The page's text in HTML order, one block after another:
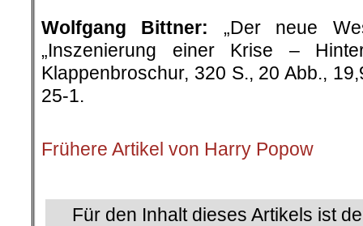
Wolfgang Bittner: „Der neue
„Inszenierung einer Krise –
Klappenbroschur, 320 S., 20 Abb.,
25-1.
Frühere Artikel von Harry Popow
Für den Inhalt dieses Artikels ist